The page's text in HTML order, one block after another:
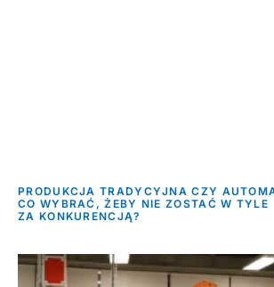
PRODUKCJA TRADYCYJNA CZY
CO WYBRAĆ, ŻEBY NIE ZOSTAĆ W TYLE
ZA KONKURENCJĄ?